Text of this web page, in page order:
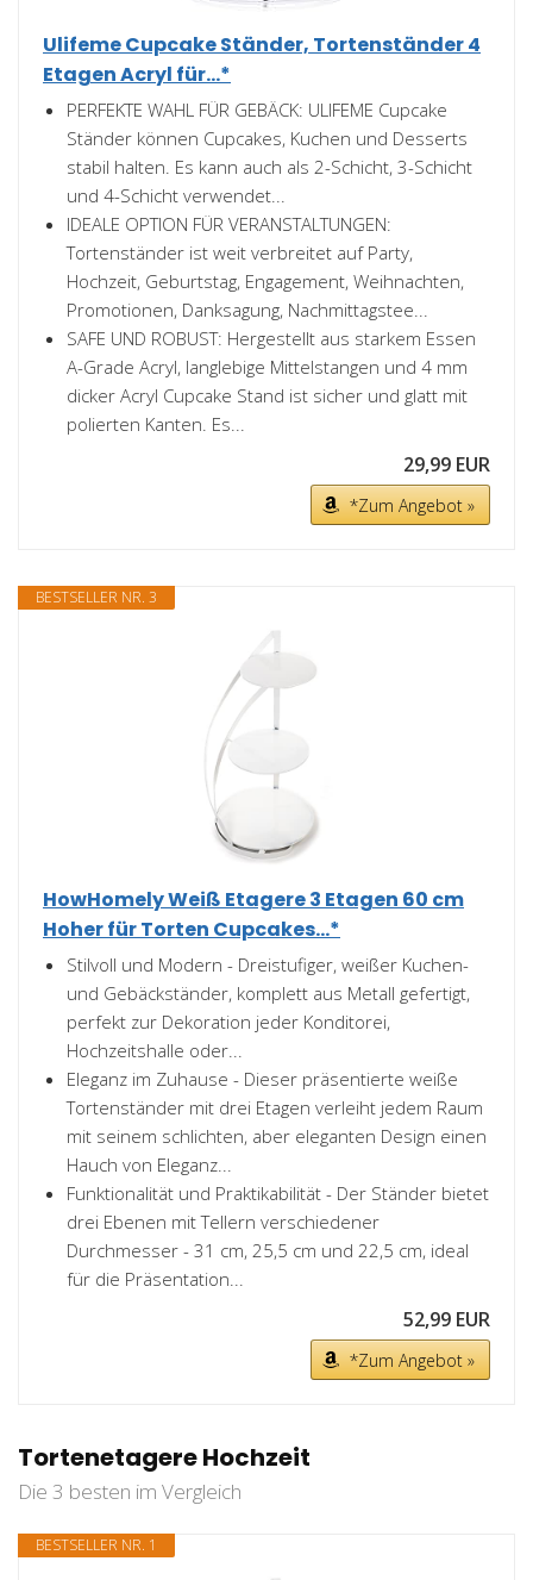
Ulifeme Cupcake Ständer, Tortenständer 4
Etagen Acryl für...*
PERFEKTE WAHL FÜR GEBÄCK: ULIFEME Cupcake
Ständer können Cupcakes, Kuchen und Desserts
stabil halten. Es kann auch als 2-Schicht, 3-Schicht
und 4-Schicht verwendet...
IDEALE OPTION FÜR VERANSTALTUNGEN:
Tortenständer ist weit verbreitet auf Party,
Hochzeit, Geburtstag, Engagement, Weihnachten,
Promotionen, Danksagung, Nachmittagstee...
SAFE UND ROBUST: Hergestellt aus starkem Essen
A-Grade Acryl, langlebige Mittelstangen und 4 mm
dicker Acryl Cupcake Stand ist sicher und glatt mit
polierten Kanten. Es...
29,99 EUR
*Zum Angebot »
BESTSELLER NR. 3
HowHomely Weiß Etagere 3 Etagen 60 cm
Hoher für Torten Cupcakes...*
Stilvoll und Modern - Dreistufiger, weißer Kuchen-
und Gebäckständer, komplett aus Metall gefertigt,
perfekt zur Dekoration jeder Konditorei,
Hochzeitshalle oder...
Eleganz im Zuhause - Dieser präsentierte weiße
Tortenständer mit drei Etagen verleiht jedem Raum
mit seinem schlichten, aber eleganten Design einen
Hauch von Eleganz...
Funktionalität und Praktikabilität - Der Ständer bietet
drei Ebenen mit Tellern verschiedener
Durchmesser - 31 cm, 25,5 cm und 22,5 cm, ideal
für die Präsentation...
52,99 EUR
*Zum Angebot »
Tortenetagere Hochzeit
Die 3 besten im Vergleich
BESTSELLER NR. 1